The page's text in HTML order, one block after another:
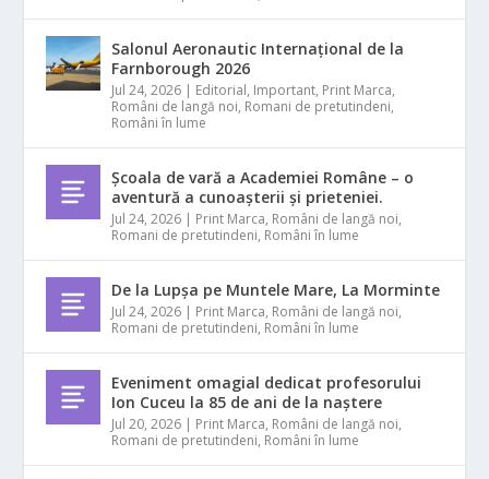
Salonul Aeronautic Internațional de la
Farnborough 2026
Jul 24, 2026 | Editorial, Important, Print Marca,
Români de langă noi, Romani de pretutindeni,
Români în lume
Școala de vară a Academiei Române – o
aventură a cunoașterii și prieteniei.
Jul 24, 2026 | Print Marca, Români de langă noi,
Romani de pretutindeni, Români în lume
De la Lupșa pe Muntele Mare, La Morminte
Jul 24, 2026 | Print Marca, Români de langă noi,
Romani de pretutindeni, Români în lume
Eveniment omagial dedicat profesorului
Ion Cuceu la 85 de ani de la naștere
Jul 20, 2026 | Print Marca, Români de langă noi,
Romani de pretutindeni, Români în lume